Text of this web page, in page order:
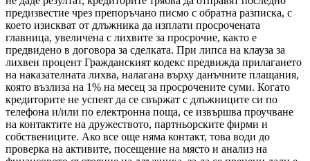
предизвестие чрез препоръчано писмо с обратна разписка, с
което изискват от длъжника да изплати просрочената
главница, увеличена с лихвите за просрочие, както е
предвидено в договора за сделката. При липса на клауза за
лихвен процент Гражданският кодекс предвижда прилагането
на наказателната лихва, налагана върху данъчните плащания,
която възлиза на 1% на месец за просрочените суми. Когато
кредиторите не успеят да се свържат с длъжниците си по
телефона и/или по електронна поща, се извършва проучване
на контактите на дружеството, партньорските фирми и
собствениците. Ако все още няма контакт, това води до
проверка на активите, посещение на място и анализ на